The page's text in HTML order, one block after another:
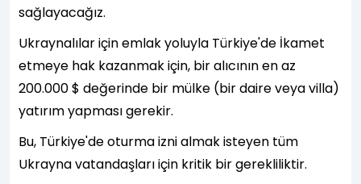
sağlayacağız.
Ukraynalılar için emlak yoluyla Türkiye'de İkamet
etmeye hak kazanmak için, bir alıcının en az
200.000 $ değerinde bir mülke (bir daire veya villa)
yatırım yapması gerekir.
Bu, Türkiye'de oturma izni almak isteyen tüm
Ukrayna vatandaşları için kritik bir gerekliliktir.